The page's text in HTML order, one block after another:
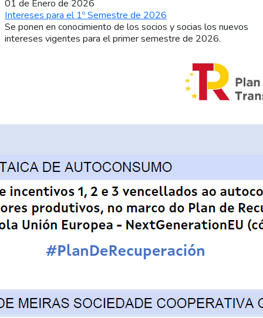
01 de Enero de 2026
Intereses para el 1º Semestre de 2026
Se ponen en conocimiento de los socios y socias los nuevos
intereses vigentes para el primer semestre de 2026.